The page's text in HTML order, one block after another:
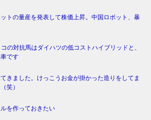
トの量産を発表して株価上昇。中国ロボット、暴
の対抗馬はダイハツの低コストハイブリッドと、
です
きました。けっこうお金が掛かった造りをしてま
笑）
を作っておきたい